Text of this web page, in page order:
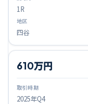
1R
四谷
2025年Q4
610万円